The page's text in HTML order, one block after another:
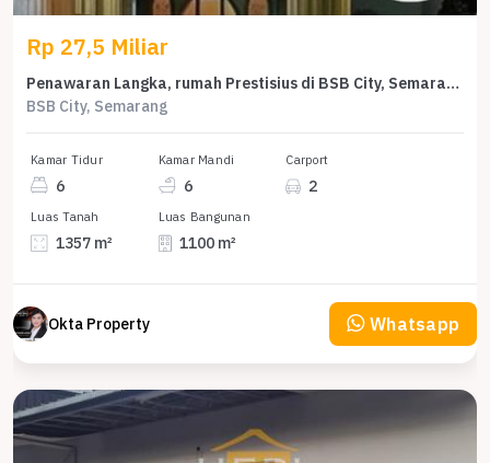
Rp 27,5 Miliar
Penawaran Langka, rumah Prestisius di BSB City, Semarang, LB 1100m²
BSB City, Semarang
Kamar Tidur
6
Kamar Mandi
6
Carport
2
Luas Tanah
1357 m²
Luas Bangunan
1100 m²
Okta Property Whatsapp